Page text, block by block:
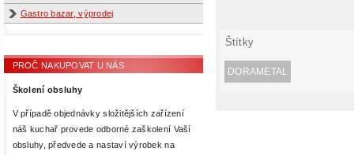
Gastro bazar, výprodej
PROČ NAKUPOVAT U NÁS
Školení obsluhy
V případě objednávky složitějších zařízení
náš kuchař provede odborné zaškolení Vaší
obsluhy, předvede a nastaví výrobek na
Štítky
DORAMETAL